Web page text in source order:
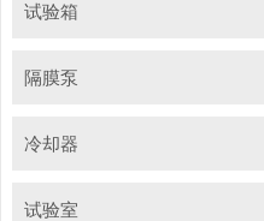
试验箱
隔膜泵
冷却器
试验室